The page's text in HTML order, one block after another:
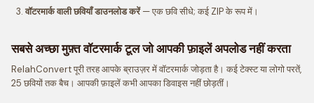
वॉटरमार्क वाली छवियाँ डाउनलोड करें— एक छवि सीधे; कई ZIP के रूप में।
सबसे अच्छा मुफ़्त वॉटरमार्क टूल जो आपकी फ़ाइलें अपलोड नहीं करता
RelahConvert पूरी तरह आपके ब्राउज़र में वॉटरमार्क जोड़ता है। कई टेक्स्ट या लोगो परतें,
25 छवियों तक बैच। आपकी फ़ाइलें कभी आपका डिवाइस नहीं छोड़तीं।